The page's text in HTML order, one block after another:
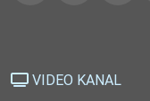
VIDEO KANAL